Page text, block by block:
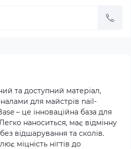
та доступний матеріал,
для майстрів nail-
– це інноваційна база для
наноситься, має відмінну
відшарування та сколів.
міцність нігтів до